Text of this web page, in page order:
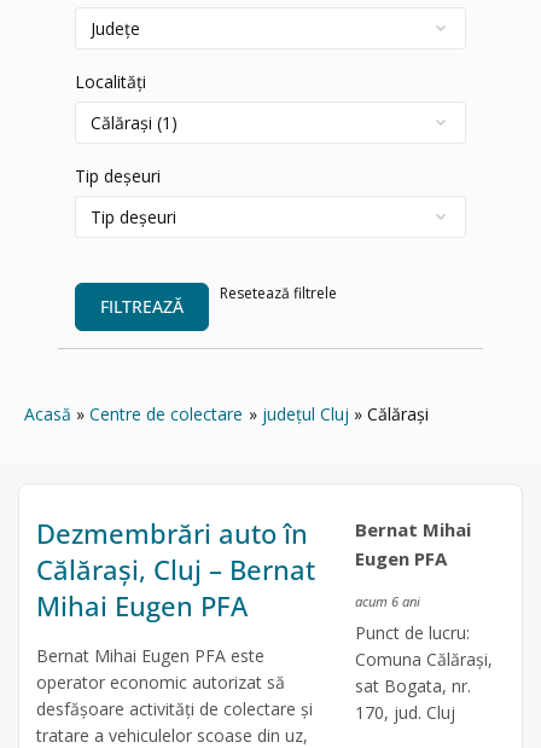
Localități
Tip deșeuri
FILTREAZĂ
Resetează filtrele
Acasă Centre de colectare județul Cluj Călărași
Dezmembrări auto în
Călărași, Cluj – Bernat
Mihai Eugen PFA
Bernat Mihai Eugen PFA este
operator economic autorizat să
desfăşoare activităţi de colectare şi
tratare a vehiculelor scoase din uz,
Bernat Mihai
Eugen PFA
acum 6 ani
Punct de lucru:
Comuna Călărași,
sat Bogata, nr.
170, jud. Cluj